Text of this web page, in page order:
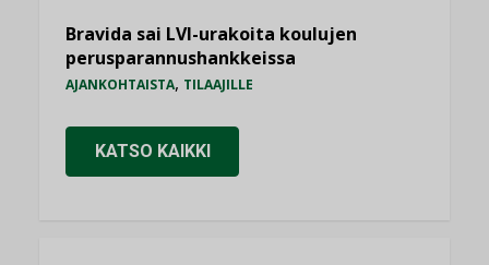
Bravida sai LVI-urakoita koulujen
perusparannushankkeissa
AJANKOHTAISTA, TILAAJILLE
KATSO KAIKKI